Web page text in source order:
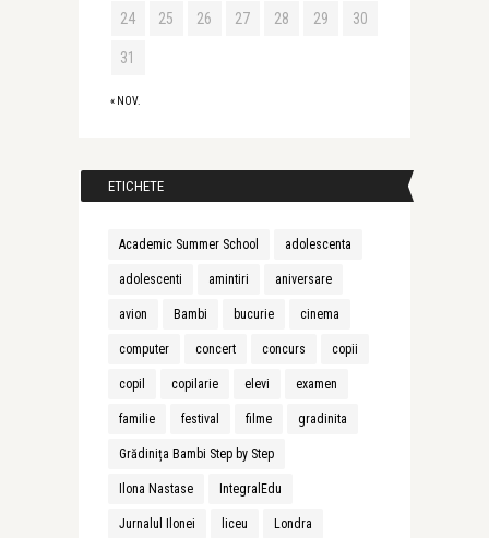
« NOV.
24 25 26 27 28 29 30
31
ETICHETE
Academic Summer School adolescenta
adolescenti amintiri aniversare
avion Bambi bucurie cinema
computer concert concurs copii
copil copilarie elevi examen
familie festival filme gradinita
Grădinița Bambi Step by Step
Ilona Nastase IntegralEdu
Jurnalul Ilonei liceu Londra